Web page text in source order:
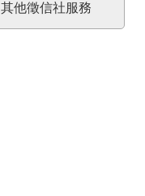
其他徵信社服務